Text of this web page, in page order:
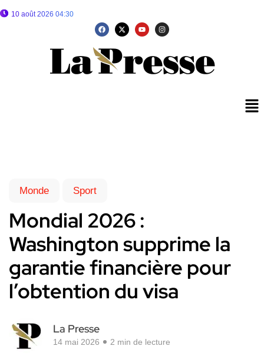
10 août 2026 04:30
Monde Sport
Mondial 2026 :
Washington supprime la
garantie financière pour
l’obtention du visa
La Presse
14 mai 2026 2 min de lecture